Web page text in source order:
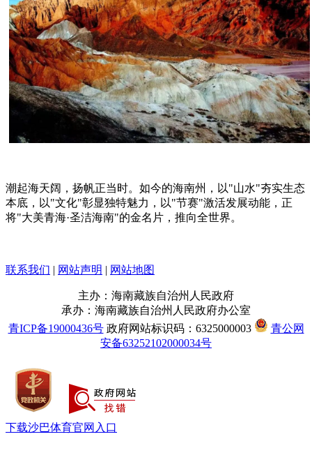
潮起海天阔，扬帆正当时。如今的海南州，以"山水"夯实生态
本底，以"文化"彰显独特魅力，以"节赛"激活发展动能，正
将"大美青海·圣洁海南"的金名片，推向全世界。
联系我们 | 网站声明 | 网站地图
主办：海南藏族自治州人民政府
承办：海南藏族自治州人民政府办公室
青ICP备19000436号政府网站标识码：6325000003
青公网
安备63252102000034号
下载沙巴体育官网入口